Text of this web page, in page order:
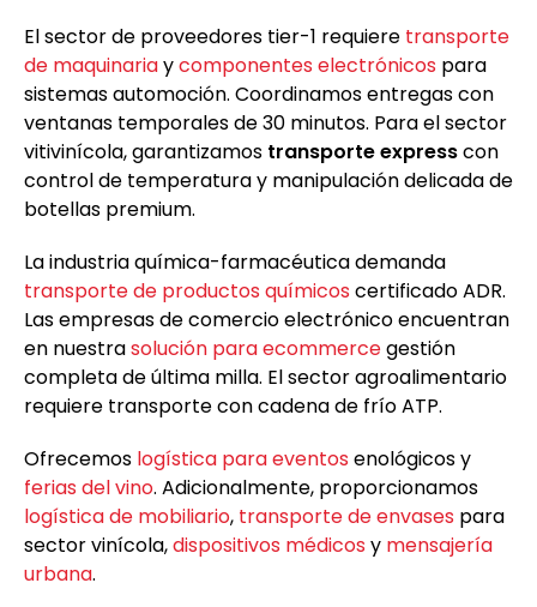
El sector de proveedores tier-1 requiere transporte
de maquinariaycomponentes electrónicos para
sistemas automoción. Coordinamos entregas con
ventanas temporales de 30 minutos. Para el sector
vitivinícola, garantizamos transporte expresscon
control de temperatura y manipulación delicada de
botellas premium.
La industria química-farmacéutica demanda
transporte de productos químicos certificado ADR.
Las empresas de comercio electrónico encuentran
en nuestrasolución para ecommercegestión
completa de última milla. El sector agroalimentario
requiere transporte con cadena de frío ATP.
Ofrecemos logística para eventos enológicos y
ferias del vino. Adicionalmente, proporcionamos
logística de mobiliario, transporte de envases para
sector vinícola,dispositivos médicos y mensajería
urbana.